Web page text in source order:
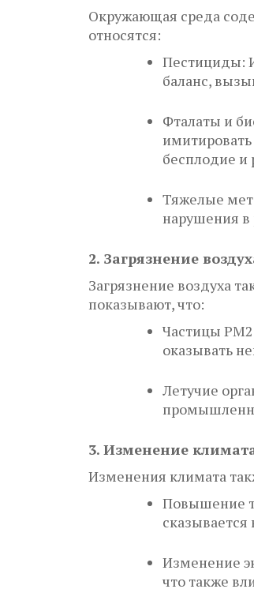
Окружающая среда
относятся:
Пестициды:
баланс,
Фталаты и
бесплодие и
Тяжелые
нарушения в
2. Загрязнение
Загрязнение воздуха
показывают, что:
Частицы
оказывать
Летучие
3. Изменение
Изменения климата
Повышение
сказывается
Изменение
что также